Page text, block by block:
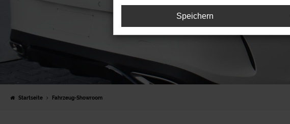
Startseite Fahrzeug-Showroom
Speichern